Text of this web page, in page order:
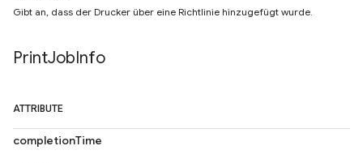
Gibt an, dass der Drucker über eine Richtlinie hinzugefügt wurde.
PrintJobInfo
ATTRIBUTE
completionTime